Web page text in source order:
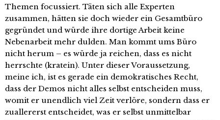
Themen focussiert. Täten sich alle Experten
zusammen, hätten sie doch wieder ein Gesamtbüro
gegründet und würde ihre dortige Arbeit keine
Nebenarbeit mehr dulden. Man kommt ums Büro
nicht herum – es würde ja reichen, dass es nicht
herrschte (kratein). Unter dieser Voraussetzung,
meine ich, ist es gerade ein demokratisches Recht,
dass der Demos nicht alles selbst entscheiden muss,
womit er unendlich viel Zeit verlöre, sondern dass er
zuallererst entscheidet, was er selbst unmittelbar